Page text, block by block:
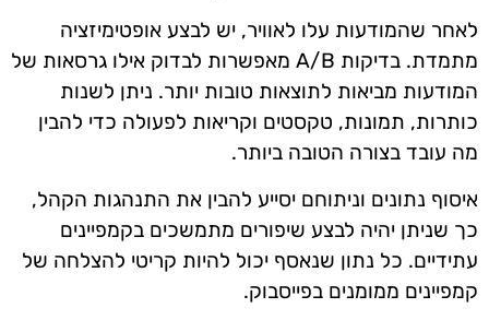
לאחר שהמודעות עלו לאוויר, יש לבצע אופטימיזציה
מתמדת. בדיקות A/B מאפשרות לבדוק אילו גרסאות של
המודעות מביאות לתוצאות טובות יותר. ניתן לשנות
כותרות, תמונות, טקסטים וקריאות לפעולה כדי להבין
מה עובד בצורה הטובה ביותר.
איסוף נתונים וניתוחם יסייע להבין את התנהגות הקהל,
כך שניתן יהיה לבצע שיפורים מתמשכים בקמפיינים
עתידיים. כל נתון שנאסף יכול להיות קריטי להצלחה של
קמפיינים ממומנים בפייסבוק.